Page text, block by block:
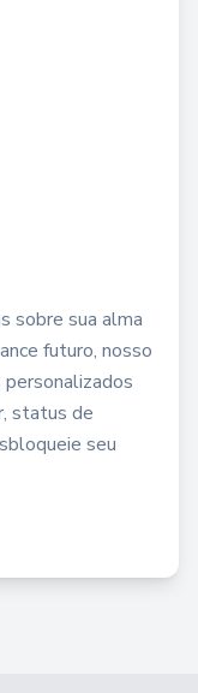
sobre sua alma
futuro, nosso
status de
seu